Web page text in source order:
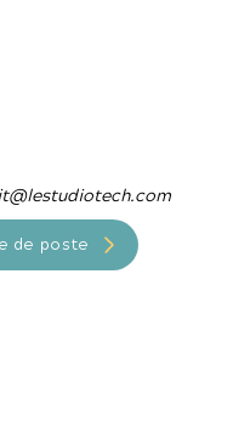
de poste